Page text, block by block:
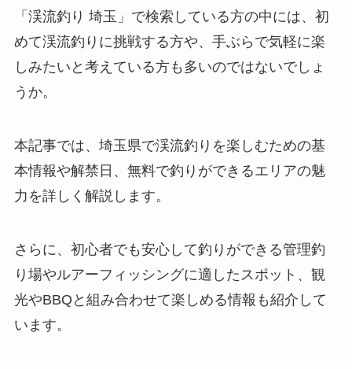
「渓流釣り 埼玉」で検索している方の中には、初
めて渓流釣りに挑戦する方や、手ぶらで気軽に楽
しみたいと考えている方も多いのではないでしょ
うか。
本記事では、埼玉県で渓流釣りを楽しむための基
本情報や解禁日、無料で釣りができるエリアの魅
力を詳しく解説します。
さらに、初心者でも安心して釣りができる管理釣
り場やルアーフィッシングに適したスポット、観
光やBBQと組み合わせて楽しめる情報も紹介して
います。